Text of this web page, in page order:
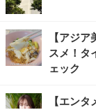
【アジ
スメ！タ
ェック
【エン